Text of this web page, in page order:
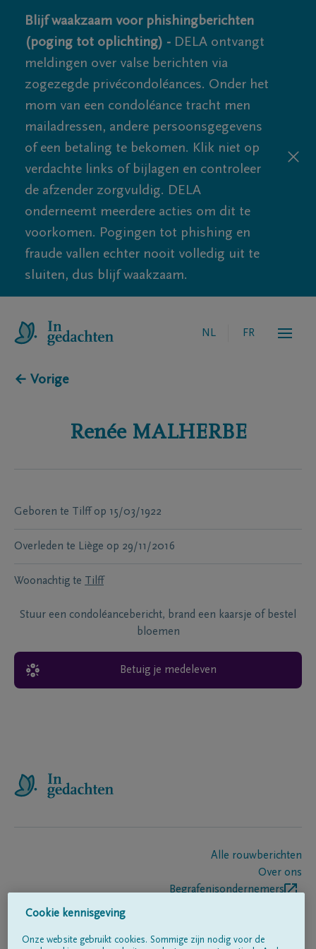
Blijf waakzaam voor phishingberichten
(poging tot oplichting) - DELA ontvangt
meldingen over valse berichten via
zogezegde privécondoléances. Onder het
mom van een condoléance tracht men
mailadressen, andere persoonsgegevens
of een betaling te bekomen. Klik niet op
verdachte links of bijlagen en controleer
de afzender zorgvuldig. DELA
onderneemt meerdere acties om dit te
voorkomen. Pogingen tot phishing en
fraude vallen echter nooit volledig uit te
sluiten, dus blijf waakzaam.
NL FR
← Vorige
Renée MALHERBE
Geboren te Tilff op 15/03/1922
Overleden te Liège op 29/11/2016
Woonachtig te Tilff
Stuur een condoléancebericht, brand een kaarsje of bestel
bloemen
Betuig je medeleven
Alle rouwberichten
Over ons
Begrafenisondernemers
Cookie kennisgeving
Onze website gebruikt cookies. Sommige zijn nodig voor de